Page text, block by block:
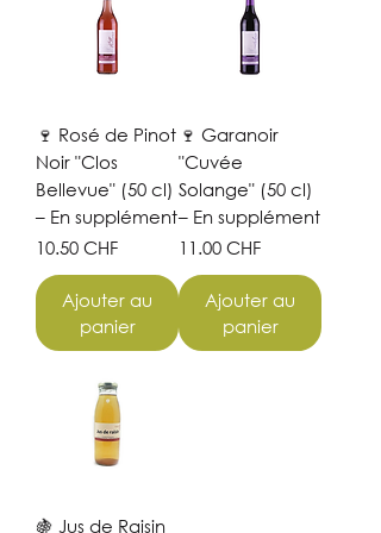
🍷 Rosé de Pinot
Noir "Clos
Bellevue" (50 cl)
– En supplément
Prix
10.50 CHF
Ajouter au
panier
🍷 Garanoir
"Cuvée
Solange" (50 cl)
– En supplément
Prix
11.00 CHF
Ajouter au
panier
🍇 Jus de Raisin